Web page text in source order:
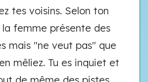
tes voisins. Selon ton
femme présente des
mais "ne veut pas" que
mêliez. Tu es inquiet et